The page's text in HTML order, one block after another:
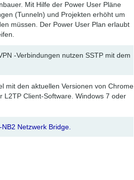
Mit Hilfe der Power User Pläne
(Tunneln) und Projekten erhöht um
müssen. Der Power User Plan erlaubt
-Verbindungen nutzen SSTP mit dem
mit den aktuellen Versionen von Chrome
L2TP Client-Software. Windows 7 oder
NB2 Netzwerk Bridge.